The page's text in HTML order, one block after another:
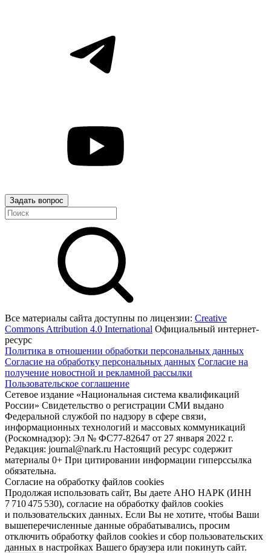
Задать вопрос
Все материалы сайта доступны по лицензии: Creative
Commons Attribution 4.0 International Официальный интернет-
ресурс
Политика в отношении обработки персональных данных
Согласие на обработку персональных данных Согласие на
получение новостной и рекламной рассылки
Пользовательское соглашение
Сетевое издание «Национальная система квалификаций
России» Свидетельство о регистрации СМИ выдано
Федеральной службой по надзору в сфере связи,
информационных технологий и массовых коммуникаций
(Роскомнадзор): Эл № ФС77-82647 от 27 января 2022 г.
Редакция: journal@nark.ru Настоящий ресурс содержит
материалы 0+ При цитировании информации гиперссылка
обязательна.
Согласие на обработку файлов cookies
Продолжая использовать сайт, Вы даете АНО НАРК (ИНН
7 710 475 530), согласие на обработку файлов cookies
и пользовательских данных. Если Вы не хотите, чтобы Ваши
вышеперечисленные данные обрабатывались, просим
отключить обработку файлов cookies и сбор пользовательских
данных в настройках Вашего браузера или покинуть сайт.